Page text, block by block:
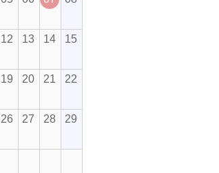
12 13 14 15
19 20 21 22
26 27 28 29